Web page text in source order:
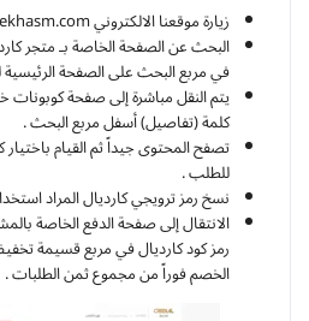
زيارة موقعنا الالكتروني Codekhasm.com .
البحث عن الصفحة الخاصة بـ متجر
في مربع البحث على الصفحة
يتم النقل مباشرة إلى صفحة
كلمة (تفاصيل) أسفل مربع البحث .
للطلب .
نسخ رمز ترويجي كارديال المراد
الانتقال إلى صفحة الدفع الخاصة
رمز كود كارديال في مربع قسيمة
الخصم فوراً من مجموع ثمن الطلبات .